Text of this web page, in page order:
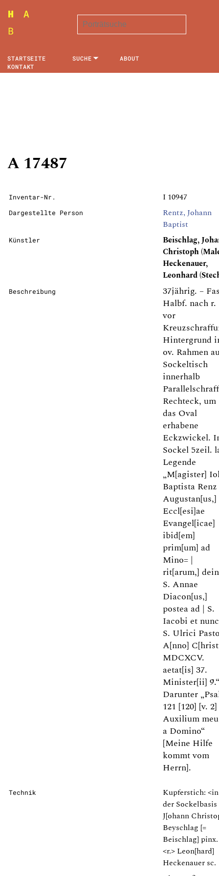
STARTSEITE SUCHE
ABOUT
KONTAKT
A 17487
Inventar-Nr. I 10947
Dargestellte Person
Rentz, Johann
Baptist
Künstler
Beischlag,
Christoph
Heckenauer,
Leonhard
Beschreibung
37jährig. –
Halbf. nach r.
vor
Hintergrund
ov. Rahmen
Sockeltisch
innerhalb
Rechteck, um
das Oval
erhabene
Eckzwickel.
Sockel 5zeil.
Legende
„M[agister]
Baptista Renz
Augustan[us,]
Eccl[esi]ae
Evangel[icae]
ibid[em]
prim[um] ad
Mino= |
rit[arum,]
S. Annae
Diacon[us,]
postea ad | S.
Iacobi et
S. Ulrici
A[nno]
MDCXCV.
aetat[is] 37.
Minister[ii] 9.“
Darunter
121 [120] [v. 2]
Auxilium
a Domino“
[Meine Hilfe
kommt vom
Herrn].
Technik
Kupferstich: <in
der Sockelbasis
J[ohann
Beyschlag [=
Beischlag]
<r.> Leon[hard]
Heckenauer sc.